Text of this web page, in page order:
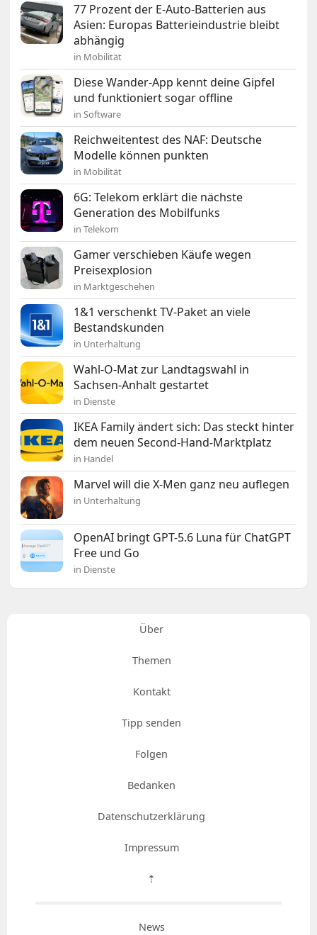
77 Prozent der E-Auto-Batterien aus
Asien: Europas Batterieindustrie bleibt
abhängig
in Mobilität
Diese Wander-App kennt deine Gipfel
und funktioniert sogar offline
in Software
Reichweitentest des NAF: Deutsche
Modelle können punkten
in Mobilität
6G: Telekom erklärt die nächste
Generation des Mobilfunks
in Telekom
Gamer verschieben Käufe wegen
Preisexplosion
in Marktgeschehen
1&1 verschenkt TV-Paket an viele
Bestandskunden
in Unterhaltung
Wahl-O-Mat zur Landtagswahl in
Sachsen-Anhalt gestartet
in Dienste
IKEA Family ändert sich: Das steckt hinter
dem neuen Second-Hand-Marktplatz
in Handel
Marvel will die X-Men ganz neu auflegen
in Unterhaltung
OpenAI bringt GPT-5.6 Luna für ChatGPT
Free und Go
in Dienste
Über
Themen
Kontakt
Tipp senden
Folgen
Bedanken
Datenschutzerklärung
Impressum
⇡
News